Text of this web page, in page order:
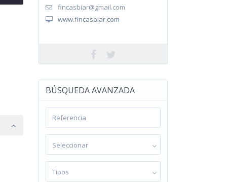
fincasbiar@gmail.com
www.fincasbiar.com
BÚSQUEDA AVANZADA
Seleccionar
Tipos